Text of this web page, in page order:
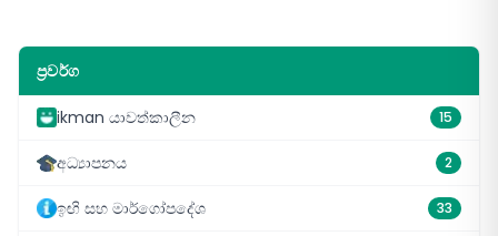
ප්‍රවර්ග
ikman යාවත්කාලීන 15
අධ්‍යාපනය 2
ඉඟි සහ මාර්ගෝපදේශ 33